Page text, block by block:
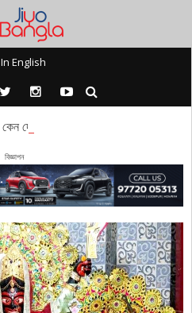
In English
কেন দেবী দুর্গা বারাণসীতে চিরকাল অধিষ্ঠান
বিজ্ঞাপন